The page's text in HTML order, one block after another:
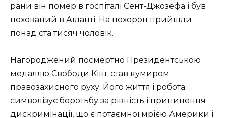
рани він помер в госпіталі Сент-Джозефа і був
похований в Атланті. На похорон прийшли
понад ста тисяч чоловік.
Нагороджений посмертно Президентською
медаллю Свободи Кінг став кумиром
правозахисного руху. Його життя і робота
символізує боротьбу за рівність і припинення
дискримінації, що є потаємної мрією Америки і